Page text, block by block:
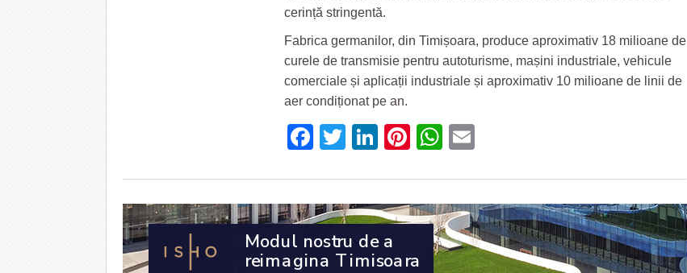
cerință stringentă.
Fabrica germanilor, din Timișoara, produce aproximativ 18 milioane de
curele de transmisie pentru autoturisme, mașini industriale, vehicule
comerciale și aplicații industriale și aproximativ 10 milioane de linii de
aer condiționat pe an.
Facebook
Twitter
LinkedIn
Pinterest
WhatsApp